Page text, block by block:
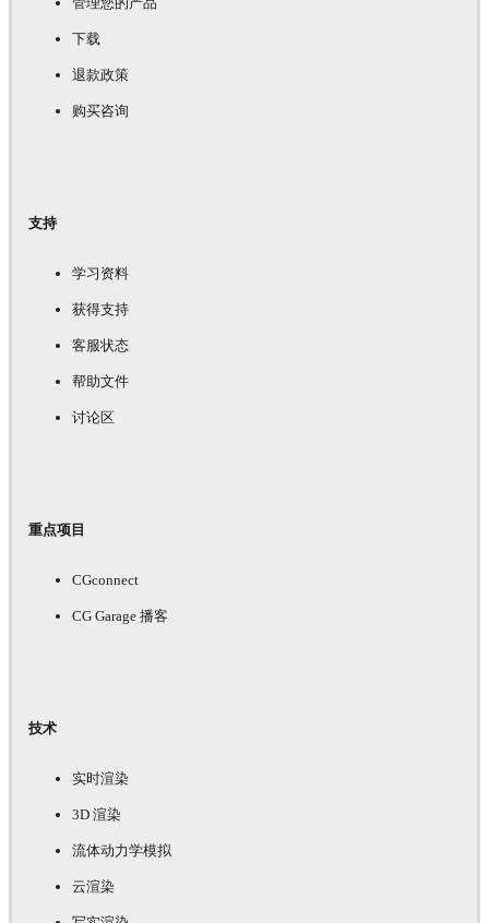
下载
退款政策
购买咨询
支持
学习资料
获得支持
客服状态
帮助文件
讨论区
重点项目
CGconnect
CG Garage 播客
技术
实时渲染
3D 渲染
流体动力学模拟
云渲染